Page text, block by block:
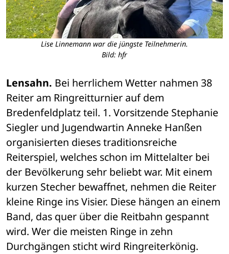
Lise Linnemann war die jüngste Teilnehmerin.
Bild: hfr
Lensahn. Bei herrlichem Wetter nahmen 38
Reiter am Ringreitturnier auf dem
Bredenfeldplatz teil. 1. Vorsitzende Stephanie
Siegler und Jugendwartin Anneke Hanßen
organisierten dieses traditionsreiche
Reiterspiel, welches schon im Mittelalter bei
der Bevölkerung sehr beliebt war. Mit einem
kurzen Stecher bewaffnet, nehmen die Reiter
kleine Ringe ins Visier. Diese hängen an einem
Band, das quer über die Reitbahn gespannt
wird. Wer die meisten Ringe in zehn
Durchgängen sticht wird Ringreiterkönig.